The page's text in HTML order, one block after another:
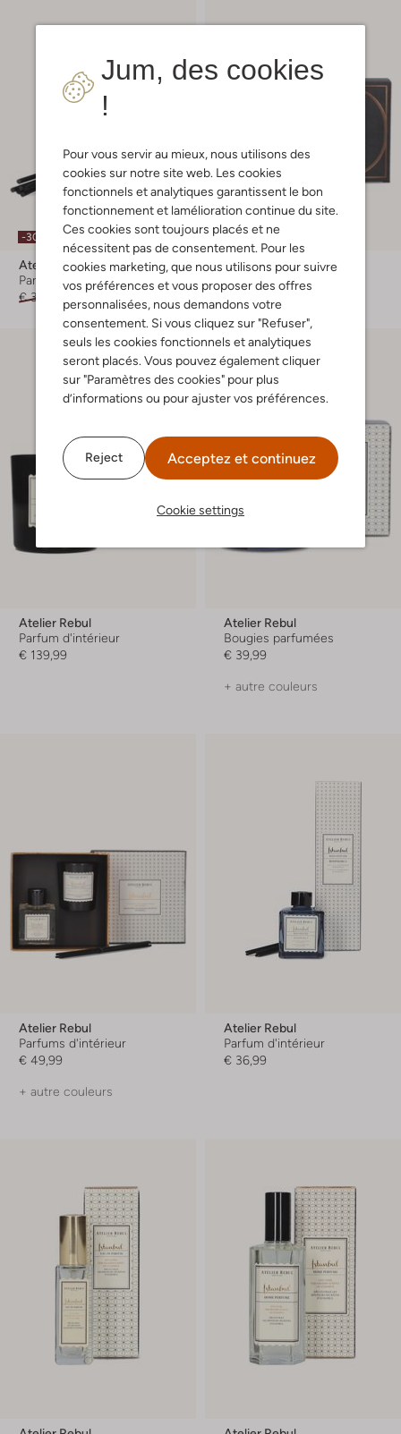
Jum, des cookies
!
Pour vous servir au mieux, nous utilisons des
cookies sur notre site web. Les cookies
fonctionnels et analytiques garantissent le bon
fonctionnement et lamélioration continue du site.
Ces cookies sont toujours placés et ne
nécessitent pas de consentement. Pour les
cookies marketing, que nous utilisons pour suivre
vos préférences et vous proposer des offres
personnalisées, nous demandons votre
consentement. Si vous cliquez sur "Refuser",
seuls les cookies fonctionnels et analytiques
seront placés. Vous pouvez également cliquer
sur "Paramètres des cookies" pour plus
d’informations ou pour ajuster vos préférences.
Reject Acceptez et continuez
Cookie settings
-30%
Atelier Rebul
Parfum d'intérieur
€ 36,99
€ 25,99
-30%
Atelier Rebul
Bougies parfumées
€ 39,99
Atelier Rebul
Parfum d'intérieur
€ 139,99
Atelier Rebul
Bougies parfumées
€ 39,99
+ autre couleurs
Atelier Rebul
Parfums d'intérieur
€ 49,99
+ autre couleurs
Atelier Rebul
Parfum d'intérieur
€ 36,99